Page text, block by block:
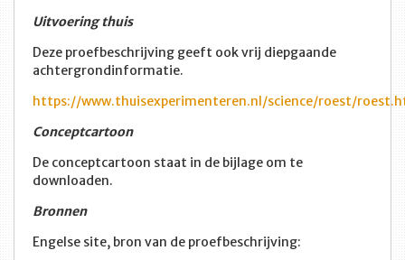
Uitvoering thuis
Deze proefbeschrijving geeft ook vrij diepgaande
achtergrondinformatie.
https://www.thuisexperimenteren.nl/science/roest/
Conceptcartoon
De conceptcartoon staat in de bijlage om te
downloaden.
Bronnen
Engelse site, bron van de proefbeschrijving: